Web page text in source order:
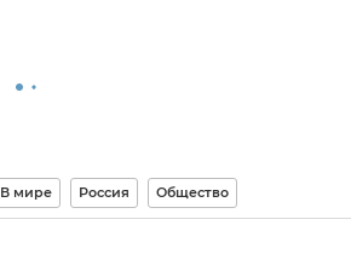
В мире Россия Общество